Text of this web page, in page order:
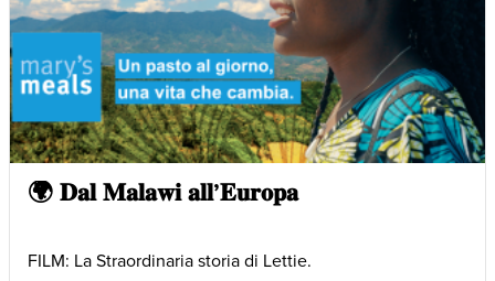
🌍 𝐃𝐚𝐥 𝐌𝐚𝐥𝐚𝐰𝐢 𝐚𝐥𝐥’𝐄𝐮𝐫𝐨𝐩𝐚
FILM: La Straordinaria storia di Lettie.